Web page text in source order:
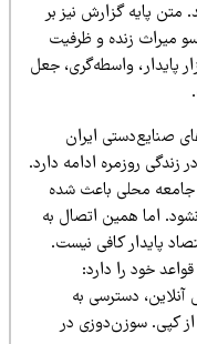
گزارش نیز بر
زنده و ظرفیت
واسطه‌گری، جعل
ایران
روزمره ادامه دارد.
محلی باعث شده
همین اتصال به
کافی نیست.
را دارد:
دسترسی به
سوزن‌دوزی در